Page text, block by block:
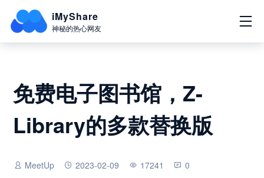
iMyShare
神秘的热心网友
免费电子图书馆，Z-
Library的多款替换版
MeetUp 2023-02-09 17241 0